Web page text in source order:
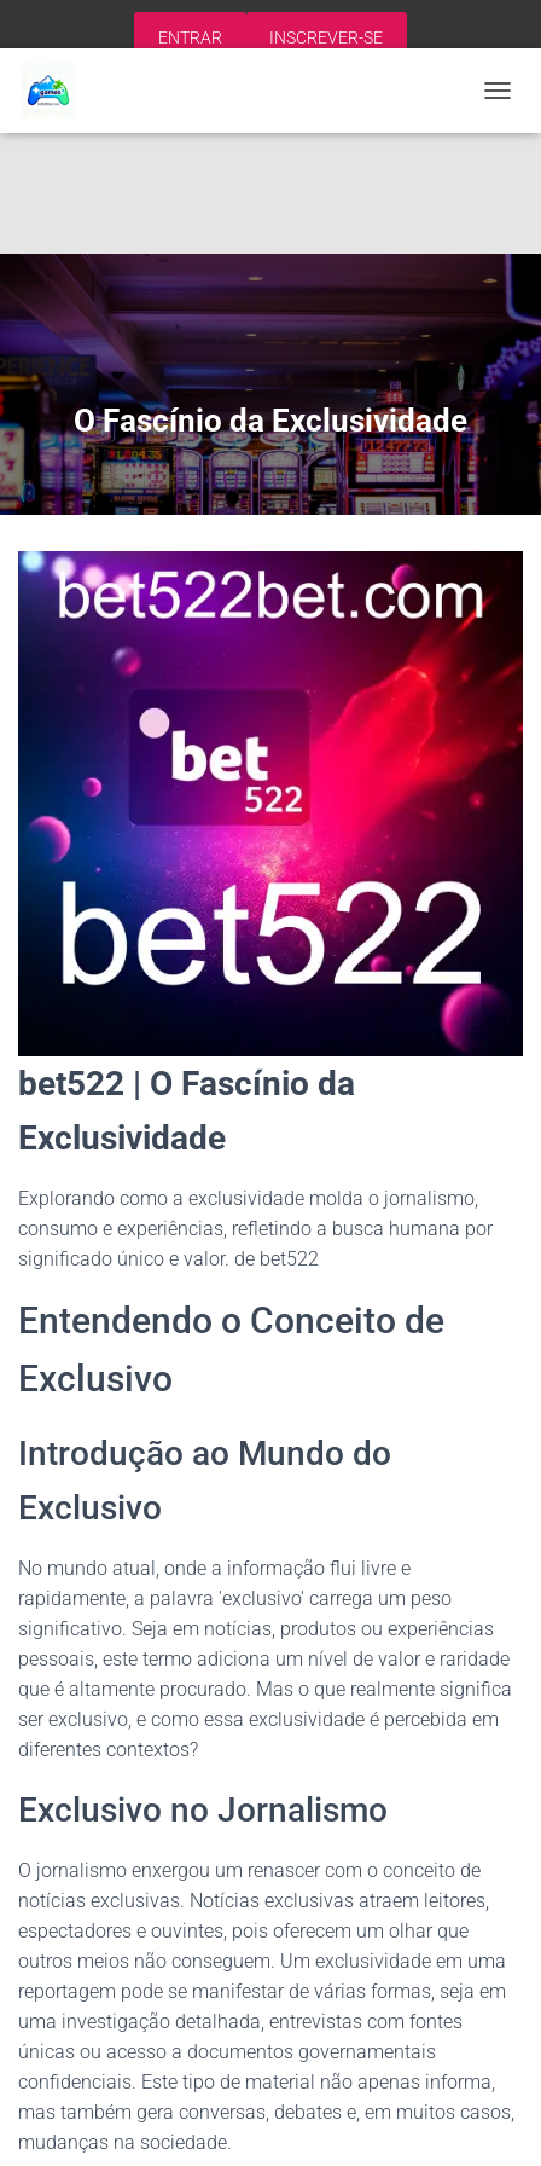
ENTRAR INSCREVER-SE
L
E
G
O Fascínio da Exclusividade
bet522 | O Fascínio da
Exclusividade
Explorando como a exclusividade molda o jornalismo,
consumo e experiências, refletindo a busca humana por
significado único e valor. de bet522
Entendendo o Conceito de
Exclusivo
Introdução ao Mundo do
Exclusivo
No mundo atual, onde a informação flui livre e
rapidamente, a palavra 'exclusivo' carrega um peso
significativo. Seja em notícias, produtos ou experiências
pessoais, este termo adiciona um nível de valor e raridade
que é altamente procurado. Mas o que realmente significa
ser exclusivo, e como essa exclusividade é percebida em
diferentes contextos?
Exclusivo no Jornalismo
O jornalismo enxergou um renascer com o conceito de
notícias exclusivas. Notícias exclusivas atraem leitores,
espectadores e ouvintes, pois oferecem um olhar que
outros meios não conseguem. Um exclusividade em uma
reportagem pode se manifestar de várias formas, seja em
uma investigação detalhada, entrevistas com fontes
únicas ou acesso a documentos governamentais
confidenciais. Este tipo de material não apenas informa,
mas também gera conversas, debates e, em muitos casos,
mudanças na sociedade.